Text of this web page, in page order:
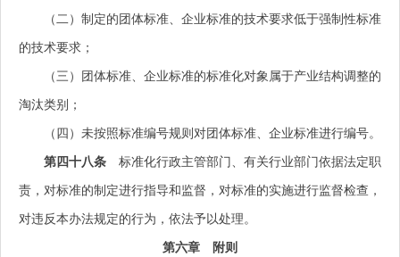
（二）制定的团体标准、企业标准的技术要求低于强制性标准
的技术要求；
（三）团体标准、企业标准的标准化对象属于产业结构调整的
淘汰类别；
（四）未按照标准编号规则对团体标准、企业标准进行编号。
第四十八条 标准化行政主管部门、有关行业部门依据法定职
责，对标准的制定进行指导和监督，对标准的实施进行监督检查，
对违反本办法规定的行为，依法予以处理。
第六章 附则